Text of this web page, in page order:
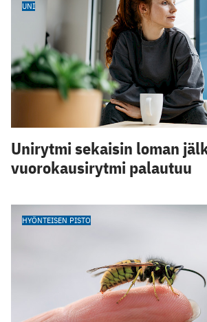
UNI
Unirytmi sekaisin loman
vuorokausirytmi palautuu
HYÖNTEISEN PISTO